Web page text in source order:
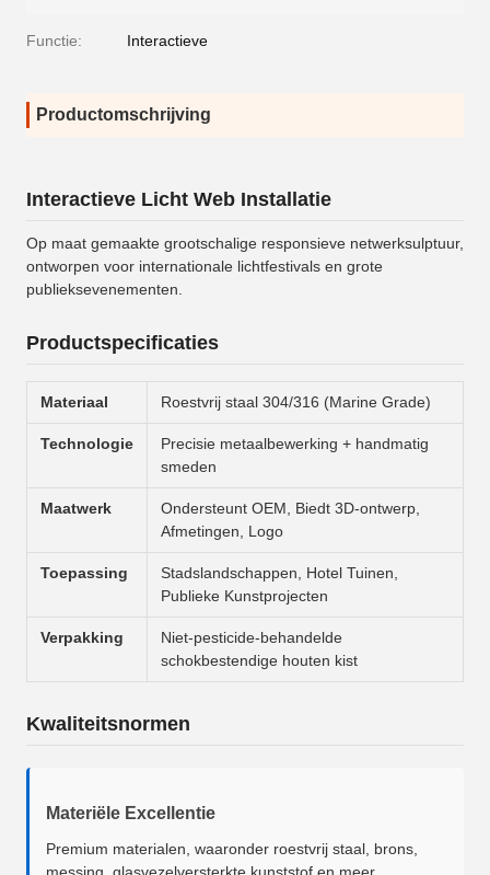
Functie: Interactieve
Productomschrijving
Interactieve Licht Web Installatie
Op maat gemaakte grootschalige responsieve netwerksulptuur,
ontworpen voor internationale lichtfestivals en grote
publieksevenementen.
Productspecificaties
Materiaal Roestvrij staal 304/316 (Marine Grade)
Technologie
Precisie metaalbewerking + handmatig
smeden
Maatwerk
Ondersteunt OEM, Biedt 3D-ontwerp,
Afmetingen, Logo
Toepassing
Stadslandschappen, Hotel Tuinen,
Publieke Kunstprojecten
Verpakking
Niet-pesticide-behandelde
schokbestendige houten kist
Kwaliteitsnormen
Materiële Excellentie
Premium materialen, waaronder roestvrij staal, brons,